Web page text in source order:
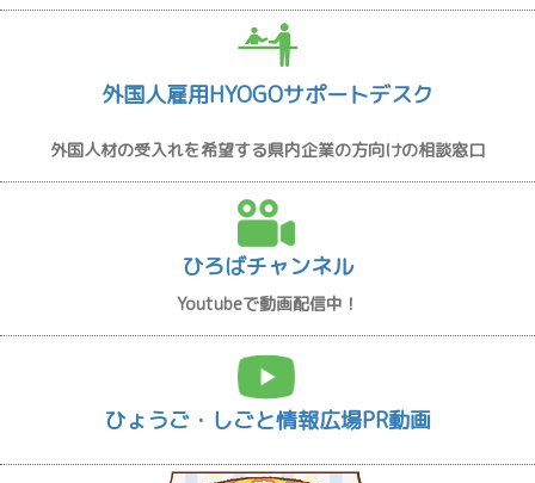
外国人雇用HYOGOサポートデスク
外国人材の受入れを希望する県内企業の方向けの相談窓口
ひろばチャンネル
Youtubeで動画配信中！
ひょうご・しごと情報広場PR動画